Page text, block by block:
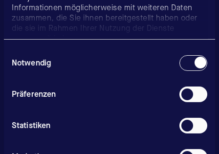
Informationen möglicherweise mit weiteren Daten
zusammen, die Sie ihnen bereitgestellt haben oder
die sie im Rahmen Ihrer Nutzung der Dienste
gesammelt haben.
Notwendig
Präferenzen
Statistiken